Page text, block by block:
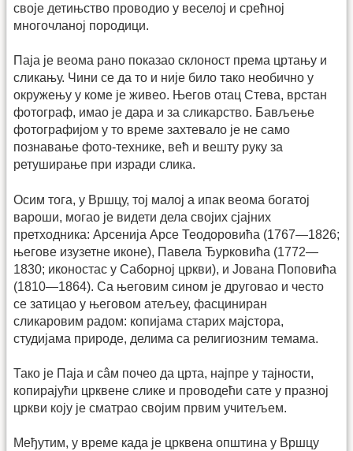
своје детињство проводио у веселој и срећној
многочланој породици.
Паја је веома рано показао склоност према цртању и
сликању. Чини се да то и није било тако необично у
окружењу у коме је живео. Његов отац Стева, врстан
фотограф, имао је дара и за сликарство. Бављење
фотографијом у то време захтевало је не само
познавање фото-технике, већ и вешту руку за
ретуширање при изради слика.
Осим тога, у Вршцу, тој малој а ипак веома богатој
вароши, могао је видети дела својих сјајних
претходника: Арсенија Арсе Теодоровића (1767—1826;
његове изузетне иконе), Павела Ђурковића (1772—
1830; иконостас у Саборној цркви), и Јована Поповића
(1810—1864). Са његовим сином је друговао и често
се затицао у његовом атељеу, фасциниран
сликаровим радом: копијама старих мајстора,
студијама природе, делима са религиозним темама.
Тако је Паја и сâм почео да црта, најпре у тајности,
копирајући црквене слике и проводећи сате у празној
цркви коју је сматрао својим првим учитељем.
Међутим, у време када је црквена општина у Вршцу